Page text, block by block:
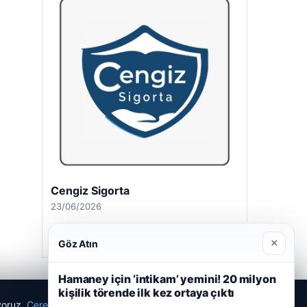
Cengiz Sigorta
23/06/2026
Çerez Politikamız
Göz Atın ×
Hamaney için ‘intikam’ yemini! 20 milyon
kişilik törende ilk kez ortaya çıktı